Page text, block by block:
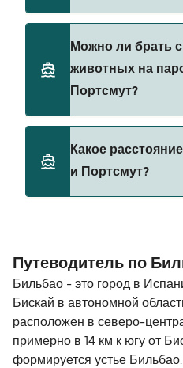
автомобилем из
Brittany Ferries
Можно ли брать
животных на
Портсмут?
борт парома. Возможно,
паспорт для питомца.
с правилами
Brittany Ferries
Какое
и Портсмут?
Путеводитель по
Бильбао - это город в
Бискай в автономной
расположен в северо-
примерно в 14 км к югу от
формируется устье